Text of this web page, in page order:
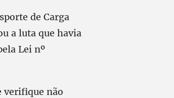
de Carga
a luta que havia
Lei nº
verifique não